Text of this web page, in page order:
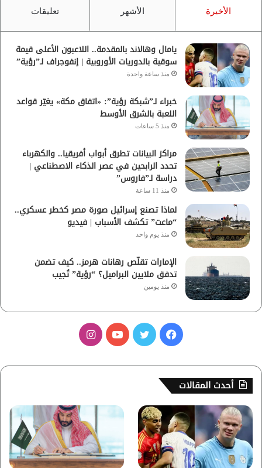
الأخيرة الأشهر تعليقات
يامال وهالاند بالمقدمة.. اللاعبون الأعلى قيمة
سوقية بالدوريات الأوروبية | إنفوجراف لـ”رؤية”
منذ ساعة واحدة
خبراء لـ”شبكة رؤية”: «اتفاق مكة» يغيّر قواعد
اللعبة بالشرق الأوسط
منذ 5 ساعات
مراكز البيانات تطرق أبواب أفريقيا.. والكهرباء
تحدد الرابحين في عصر الذكاء الاصطناعي |
دراسة لـ”فاروس”
منذ 11 ساعة
لماذا تصنع إسرائيل صورة مصر كخطر عسكري..
“ماعت” تكشف الأسباب | فيديو
منذ يوم واحد
الإمارات تقلّص رهانات هرمز.. كيف تضمن
تدفق ملايين البراميل؟ “رؤية” تُجيب
منذ يومين
س
ب
و
ك
ي
ب
ت
ق
ر
أحدث المقالات